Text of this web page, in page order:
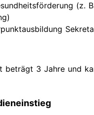
(z.
beträgt 3 Jahre und